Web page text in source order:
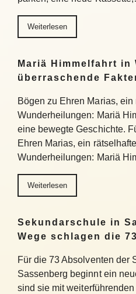
Weiterlesen
Mariä Himmelfahrt in
überraschende
Bögen zu Ehren Marias, ein
Wunderheilungen: Mariä
eine bewegte Geschichte.
Ehren Marias, ein
Wunderheilungen: Mariä
Weiterlesen
Sekundarschule in
Wege schlagen die
Für die 73 Absolventen der
Sassenberg beginnt ein
sind sie mit